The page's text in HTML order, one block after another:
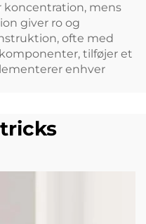
koncentration, mens
giver ro og
ofte med
tilføjer et
enhver